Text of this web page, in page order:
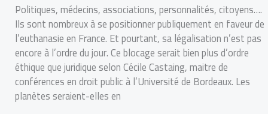
Politiques, médecins, associations, personnalités, citoyens….
Ils sont nombreux à se positionner publiquement en faveur de
l’euthanasie en France. Et pourtant, sa légalisation n’est pas
encore à l’ordre du jour. Ce blocage serait bien plus d’ordre
éthique que juridique selon Cécile Castaing, maitre de
conférences en droit public à l’Université de Bordeaux. Les
planètes seraient-elles en